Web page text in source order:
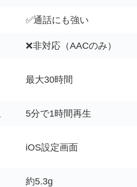
✅通話にも強い
❌非対応（AACのみ）
最大30時間
5分で1時間再生
iOS設定画面
約5.3g